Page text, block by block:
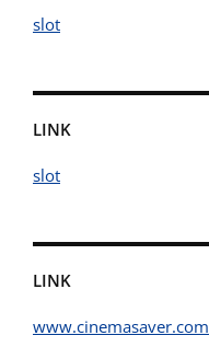
slot
LINK
slot
LINK
www.cinemasaver.com